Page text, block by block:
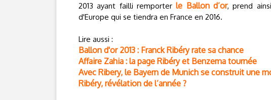
2013 ayant failli remporterle Ballon d’or, prend
d'Europe qui se tiendra en France en 2016.
Lire aussi :
Ballon d'or 2013 : Franck Ribéry rate sa chance
Affaire Zahia : la page Ribéry et Benzema tournée
Avec Ribery, le Bayern de Munich se construit une
Ribéry, révélation de l’année ?